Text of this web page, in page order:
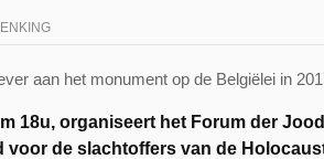
aan het monument op de Belgiëlei in
18u, organiseert het Forum der
voor de slachtoffers van de